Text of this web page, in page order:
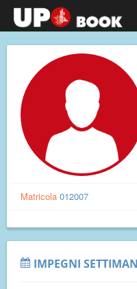
Matricola 012007
IMPEGNI